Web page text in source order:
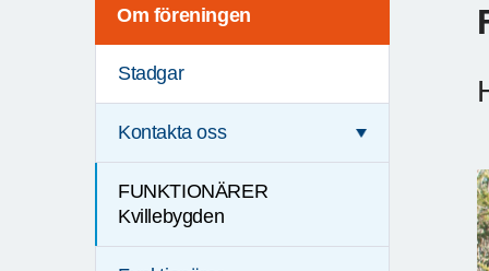
Om föreningen
Stadgar
Kontakta oss
FUNKTIONÄRER
Kvillebygden